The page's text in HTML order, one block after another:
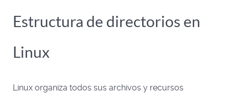
Estructura de directorios en
Linux
Linux organiza todos sus archivos y recursos